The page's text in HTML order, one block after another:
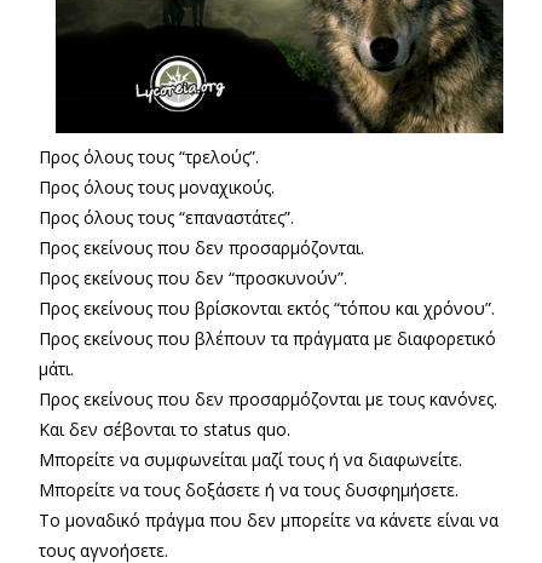
Προς όλους τους “τρελούς”.
Προς όλους τους μοναχικούς.
Προς όλους τους “επαναστάτες”.
Προς εκείνους που δεν προσαρμόζονται.
Προς εκείνους που δεν “προσκυνούν”.
Προς εκείνους που βρίσκονται εκτός “τόπου και χρόνου”.
Προς εκείνους που βλέπουν τα πράγματα με διαφορετικό
μάτι.
Προς εκείνους που δεν προσαρμόζονται με τους κανόνες.
Και δεν σέβονται το status quo.
Μπορείτε να συμφωνείται μαζί τους ή να διαφωνείτε.
Μπορείτε να τους δοξάσετε ή να τους δυσφημήσετε.
Το μοναδικό πράγμα που δεν μπορείτε να κάνετε είναι να
τους αγνοήσετε.